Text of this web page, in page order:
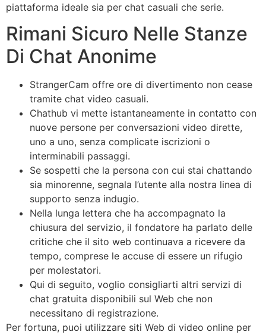
piattaforma ideale sia per chat casuali che serie.
Rimani Sicuro Nelle Stanze
Di Chat Anonime
StrangerCam offre ore di divertimento non cease
tramite chat video casuali.
Chathub vi mette istantaneamente in contatto con
nuove persone per conversazioni video dirette,
uno a uno, senza complicate iscrizioni o
interminabili passaggi.
Se sospetti che la persona con cui stai chattando
sia minorenne, segnala l’utente alla nostra linea di
supporto senza indugio.
Nella lunga lettera che ha accompagnato la
chiusura del servizio, il fondatore ha parlato delle
critiche che il sito web continuava a ricevere da
tempo, comprese le accuse di essere un rifugio
per molestatori.
Qui di seguito, voglio consigliarti altri servizi di
chat gratuita disponibili sul Web che non
necessitano di registrazione.
Per fortuna, puoi utilizzare siti Web di video online per